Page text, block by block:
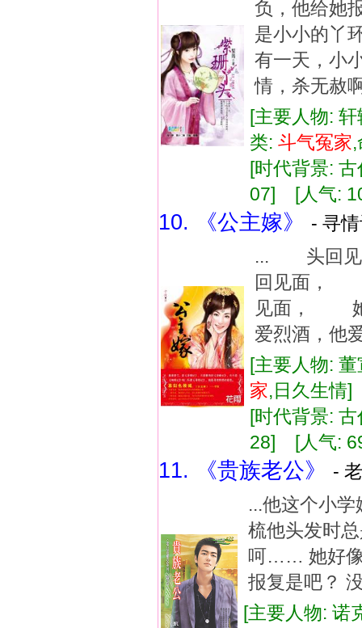
负，他给她
是小小的丫
有一天，小
情，杀无赦
[主要人物:
类: 斗气冤家
[时代背景:
07] [人气:
10. 《公主嫁》
- 寻
... 头回见
回见面，
见面， 她
爱烈酒，
[主要人物:
家,日久生
[时代背景:
28] [人气:
11. 《贵族老公》
-
...他这个小
梳他头发时
呵…… 她好像
报复是吧？
[主要人物: